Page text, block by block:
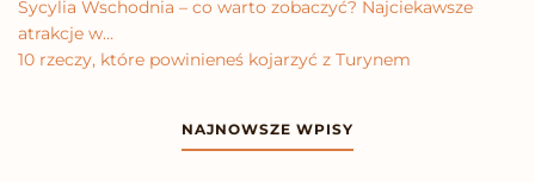
Sycylia Wschodnia – co warto zobaczyć? Najciekawsze
atrakcje w…
10 rzeczy, które powinieneś kojarzyć z Turynem
NAJNOWSZE WPISY